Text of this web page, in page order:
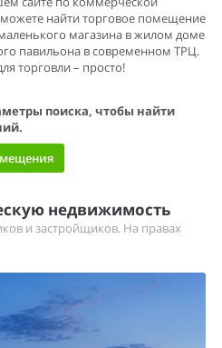
найти торговое помещение
магазина в жилом доме
павильона в современном ТРЦ.
торговли – просто!
поиска, чтобы найти
недвижимость
и застройщиков. На правах